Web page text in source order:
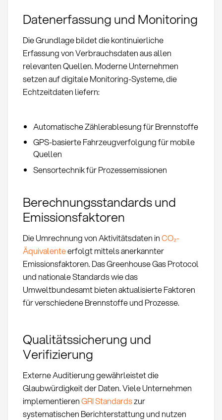
Datenerfassung und Monitoring
Die Grundlage bildet die kontinuierliche
Erfassung von Verbrauchsdaten aus allen
relevanten Quellen. Moderne Unternehmen
setzen auf digitale Monitoring-Systeme, die
Echtzeitdaten liefern:
Automatische Zählerablesung für Brennstoffe
GPS-basierte Fahrzeugverfolgung für mobile
Quellen
Sensortechnik für Prozessemissionen
Berechnungsstandards und
Emissionsfaktoren
Die Umrechnung von Aktivitätsdaten inCO₂-
Äquivalenteerfolgt mittels anerkannter
Emissionsfaktoren. Das Greenhouse Gas Protocol
und nationale Standards wie das
Umweltbundesamt bieten aktualisierte Faktoren
für verschiedene Brennstoffe und Prozesse.
Qualitätssicherung und
Verifizierung
Externe Auditierung gewährleistet die
Glaubwürdigkeit der Daten. Viele Unternehmen
implementierenGRI Standardszur
systematischen Berichterstattung und nutzen